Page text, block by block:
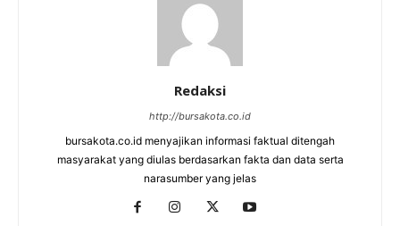
Redaksi
http://bursakota.co.id
bursakota.co.id menyajikan informasi faktual ditengah
masyarakat yang diulas berdasarkan fakta dan data serta
narasumber yang jelas